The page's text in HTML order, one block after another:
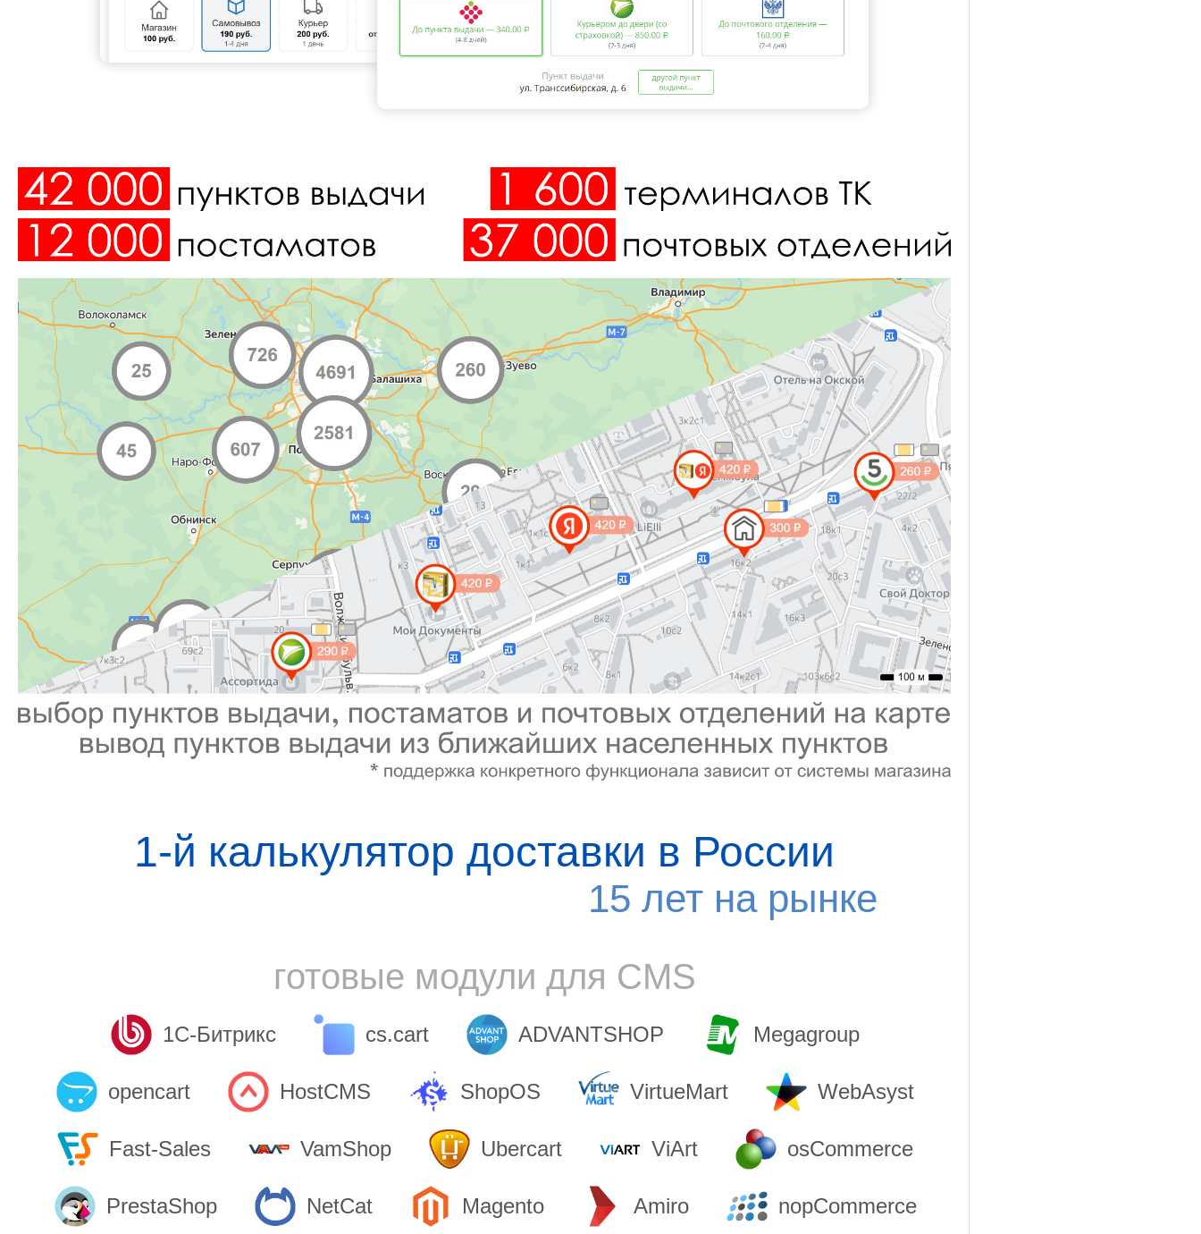
1-й калькулятор доставки в России
15 лет на рынке
готовые модули для CMS
1С-Битрикс cs.cart ADVANTSHOP Megagroup
opencart HostCMS ShopOS VirtueMart WebAsyst
Fast-Sales VamShop Ubercart ViArt osCommerce
PrestaShop NetCat Magento Amiro nopCommerce